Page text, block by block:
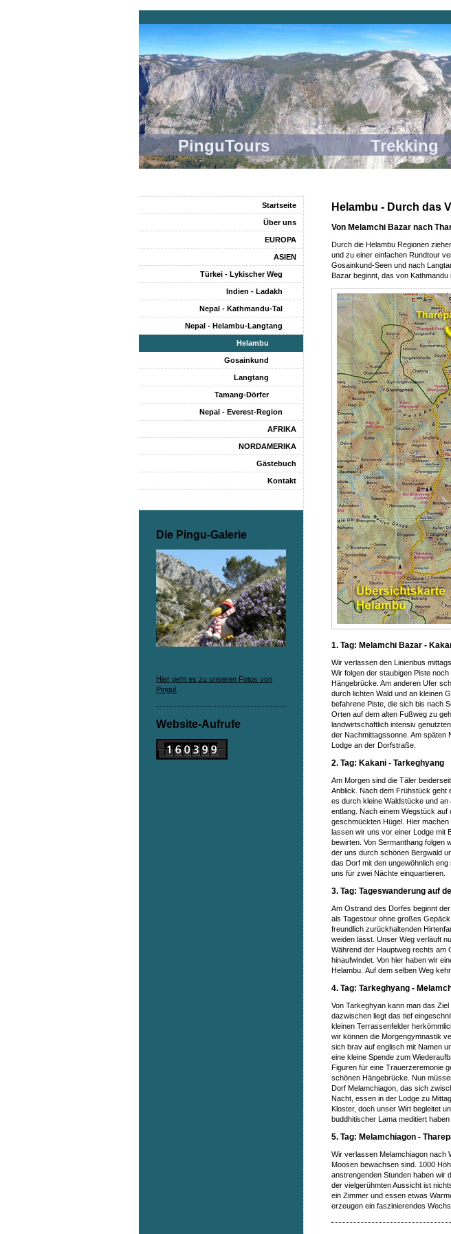
PinguTours Trekking
Helambu - Durch das
Von Melamchi Bazar nach
Durch die Helambu Regionen
und zu einer einfachen Rundtour
Gosainkund-Seen und nach
Bazar beginnt, das von
1. Tag: Melamchi Bazar -
Wir verlassen den Linienbus
Wir folgen der staubigen Piste
Hängebrücke. Am anderen Ufer
durch lichten Wald und an kleinen
befahrene Piste, die sich bis nach
Orten auf dem alten Fußweg zu
landwirtschaftlich intensiv
der Nachmittagssonne. Am späten
Lodge an der Dorfstraße.
2. Tag: Kakani - Tarkeghyang
Am Morgen sind die Täler
Anblick. Nach dem Frühstück geht
es durch kleine Waldstücke und
entlang. Nach einem Wegstück
geschmückten Hügel. Hier
lassen wir uns vor einer Lodge mit
bewirten. Von Sermanthang folgen
der uns durch schönen Bergwald
das Dorf mit den ungewöhnlich
uns für zwei Nächte einquartieren.
3. Tag: Tageswanderung auf
Am Ostrand des Dorfes beginnt
als Tagestour ohne großes
freundlich zurückhaltenden
weiden lässt. Unser Weg verläuft
Während der Hauptweg rechts am
hinaufwindet. Von hier haben wir
Helambu. Auf dem selben Weg
4. Tag: Tarkeghyang -
Von Tarkeghyan kann man das
dazwischen liegt das tief
kleinen Terrassenfelder
wir können die Morgengymnastik
sich brav auf englisch mit Namen
eine kleine Spende zum
Figuren für eine Trauerzeremonie
schönen Hängebrücke. Nun
Dorf Melamchiagon, das sich
Nacht, essen in der Lodge zu
Kloster, doch unser Wirt begleitet
buddhitischer Lama meditiert haben
5. Tag: Melamchiagon -
Wir verlassen Melamchiagon nach
Moosen bewachsen sind. 1000
anstrengenden Stunden haben wir
der vielgerühmten Aussicht ist
ein Zimmer und essen etwas
erzeugen ein faszinierendes
Startseite
Über uns
EUROPA
ASIEN
Türkei - Lykischer Weg
Indien - Ladakh
Nepal - Kathmandu-Tal
Nepal - Helambu-Langtang
Helambu
Gosainkund
Langtang
Tamang-Dörfer
Nepal - Everest-Region
AFRIKA
NORDAMERIKA
Gästebuch
Kontakt
Die Pingu-Galerie
Hier geht es zu unseren Fotos von
Pingu!
Website-Aufrufe